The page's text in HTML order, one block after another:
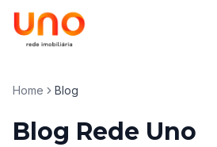
Home Blog
Blog Rede Uno